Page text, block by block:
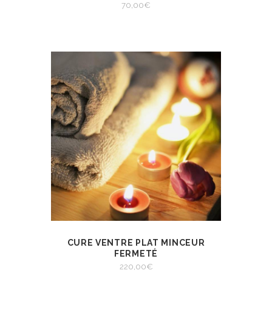
70,00€
VIEW
AJOUTER AU
CURE VENTRE PLAT MINCEUR
FERMETÉ
220,00€